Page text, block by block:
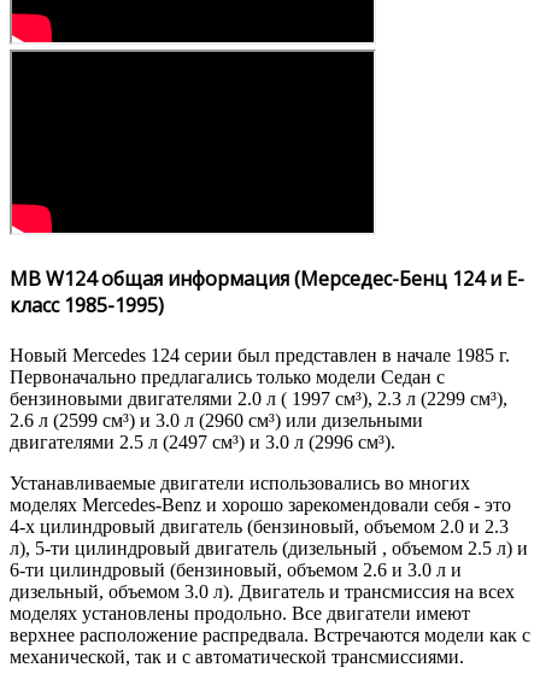
MB W124 общая информация (Мерседес-Бенц 124 и Е-
класс 1985-1995)
Новый Mercedes 124 серии был представлен в начале 1985 г.
Первоначально предлагались только модели Седан с
бензиновыми двигателями 2.0 л ( 1997 см³), 2.3 л (2299 см³),
2.6 л (2599 см³) и 3.0 л (2960 см³) или дизельными
двигателями 2.5 л (2497 см³) и 3.0 л (2996 см³).
Устанавливаемые двигатели использовались во многих
моделях Mercedes-Benz и хорошо зарекомендовали себя - это
4-х цилиндровый двигатель (бензиновый, объемом 2.0 и 2.3
л), 5-ти цилиндровый двигатель (дизельный , объемом 2.5 л) и
6-ти цилиндровый (бензиновый, объемом 2.6 и 3.0 л и
дизельный, объемом 3.0 л). Двигатель и трансмиссия на всех
моделях установлены продольно. Все двигатели имеют
верхнее расположение распредвала. Встречаются модели как с
механической, так и с автоматической трансмиссиями.